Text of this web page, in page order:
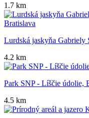
1.7 km
Lurdská jaskyňa Gabriely
4.2 km
Park SNP - Líščie údolie,
4.5 km